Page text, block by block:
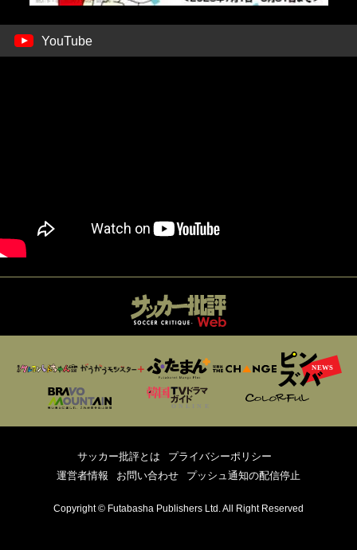
YouTube
サッカー批評とは
プライバシーポリシー
運営者情報
お問い合わせ プッシュ通知の配信停止
Copyright © Futabasha Publishers Ltd. All Right Reserved